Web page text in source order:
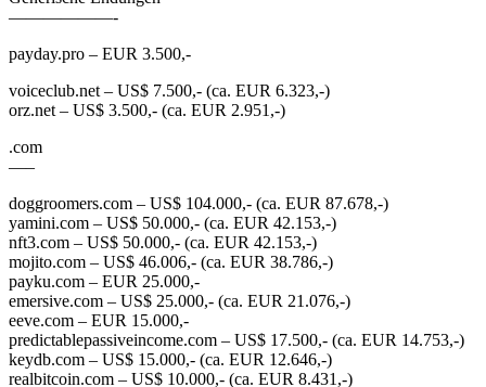
——————-
payday.pro – EUR 3.500,-
voiceclub.net – US$ 7.500,- (ca. EUR 6.323,-)
orz.net – US$ 3.500,- (ca. EUR 2.951,-)
.com
—–
doggroomers.com – US$ 104.000,- (ca. EUR 87.678,-)
yamini.com – US$ 50.000,- (ca. EUR 42.153,-)
nft3.com – US$ 50.000,- (ca. EUR 42.153,-)
mojito.com – US$ 46.006,- (ca. EUR 38.786,-)
payku.com – EUR 25.000,-
emersive.com – US$ 25.000,- (ca. EUR 21.076,-)
eeve.com – EUR 15.000,-
predictablepassiveincome.com – US$ 17.500,- (ca. EUR 14.753,-)
keydb.com – US$ 15.000,- (ca. EUR 12.646,-)
realbitcoin.com – US$ 10.000,- (ca. EUR 8.431,-)